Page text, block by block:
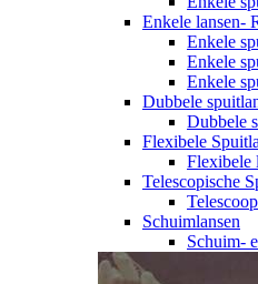
Enkele lansen-
Enkele
Enkele
Enkele
Dubbele
Dubbele
Flexibele
Flexibele
Telescopische
Schuimlansen
Schuim-